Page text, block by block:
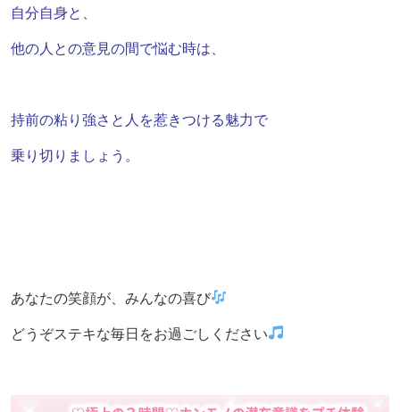
自分自身と、
他の人との意見の間で悩む時は、
持前の粘り強さと人を惹きつける魅力で
乗り切りましょう。
あなたの笑顔が、みんなの喜び
どうぞステキな毎日をお過ごしください